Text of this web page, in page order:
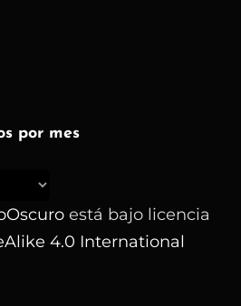
por mes
está bajo licencia
4.0 International